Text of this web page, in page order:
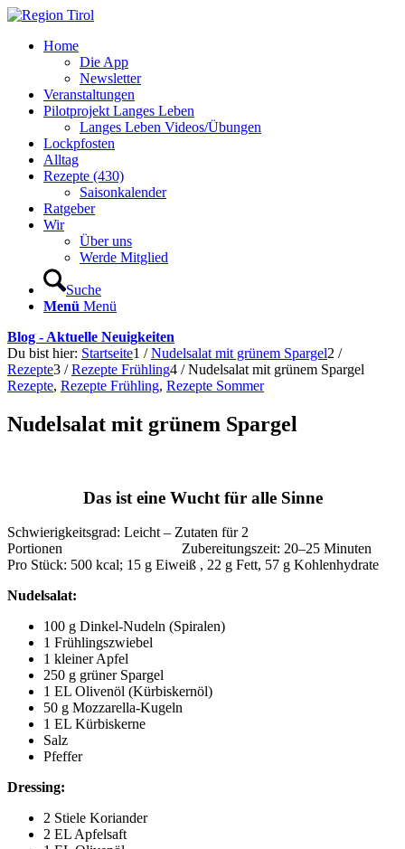
Home
Die App
Newsletter
Veranstaltungen
Pilotprojekt Langes Leben
Langes Leben Videos/Übungen
Lockpfosten
Alltag
Rezepte (430)
Saisonkalender
Ratgeber
Wir
Über uns
Werde Mitglied
Suche
Menü Menü
Blog - Aktuelle Neuigkeiten
Du bist hier: Startseite1 / Nudelsalat mit grünem Spargel2 /
Rezepte3 / Rezepte Frühling4 / Nudelsalat mit grünem Spargel
Rezepte, Rezepte Frühling, Rezepte Sommer
Nudelsalat mit grünem Spargel
Das ist eine Wucht für alle Sinne
Schwierigkeitsgrad: Leicht – Zutaten für 2
Portionen Zubereitungszeit: 20–25 Minuten
Pro Stück: 500 kcal; 15 g Eiweiß , 22 g Fett, 57 g Kohlenhydrate
Nudelsalat:
100 g Dinkel-Nudeln (Spiralen)
1 Frühlingszwiebel
1 kleiner Apfel
250 g grüner Spargel
1 EL Olivenöl (Kürbiskernöl)
50 g Mozzarella-Kugeln
1 EL Kürbiskerne
Salz
Pfeffer
Dressing:
2 Stiele Koriander
2 EL Apfelsaft